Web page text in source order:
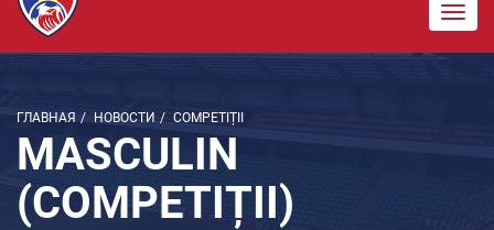
ГЛАВНАЯ / НОВОСТИ / COMPETIȚII
MASCULIN
(COMPETIȚII)